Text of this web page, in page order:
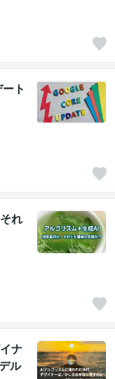
ト
れ
ナ
ル